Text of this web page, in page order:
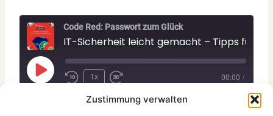
Zustimmung verwalten
Code Red: Passwort zum Glück
P
1x 00:00 /
SUBSCRIBE